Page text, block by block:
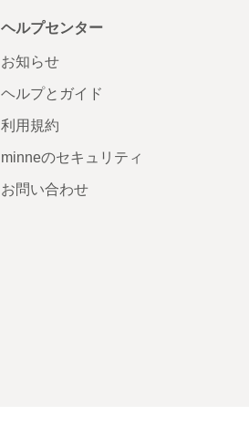
ヘルプセンター
お知らせ
ヘルプとガイド
利用規約
minneのセキュリティ
お問い合わせ